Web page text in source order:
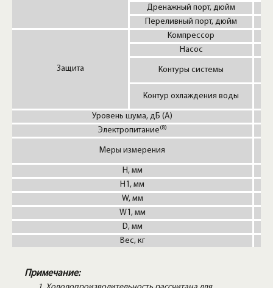
Дренажный порт, дюйм
Переливный порт, дюйм
Защита
Компрессор
Насос
Контуры системы
Контур охлаждения воды
Уровень шума, дБ (А)
Электропитание(8)
Меры измерения
H, мм
H1, мм
W, мм
W1, мм
D, мм
Вес, кг
Примечание: